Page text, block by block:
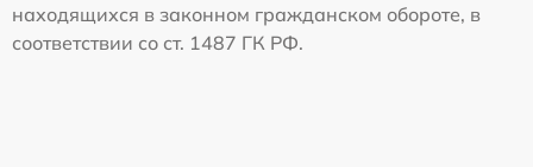
находящихся в законном гражданском обороте, в
соответствии со ст. 1487 ГК РФ.